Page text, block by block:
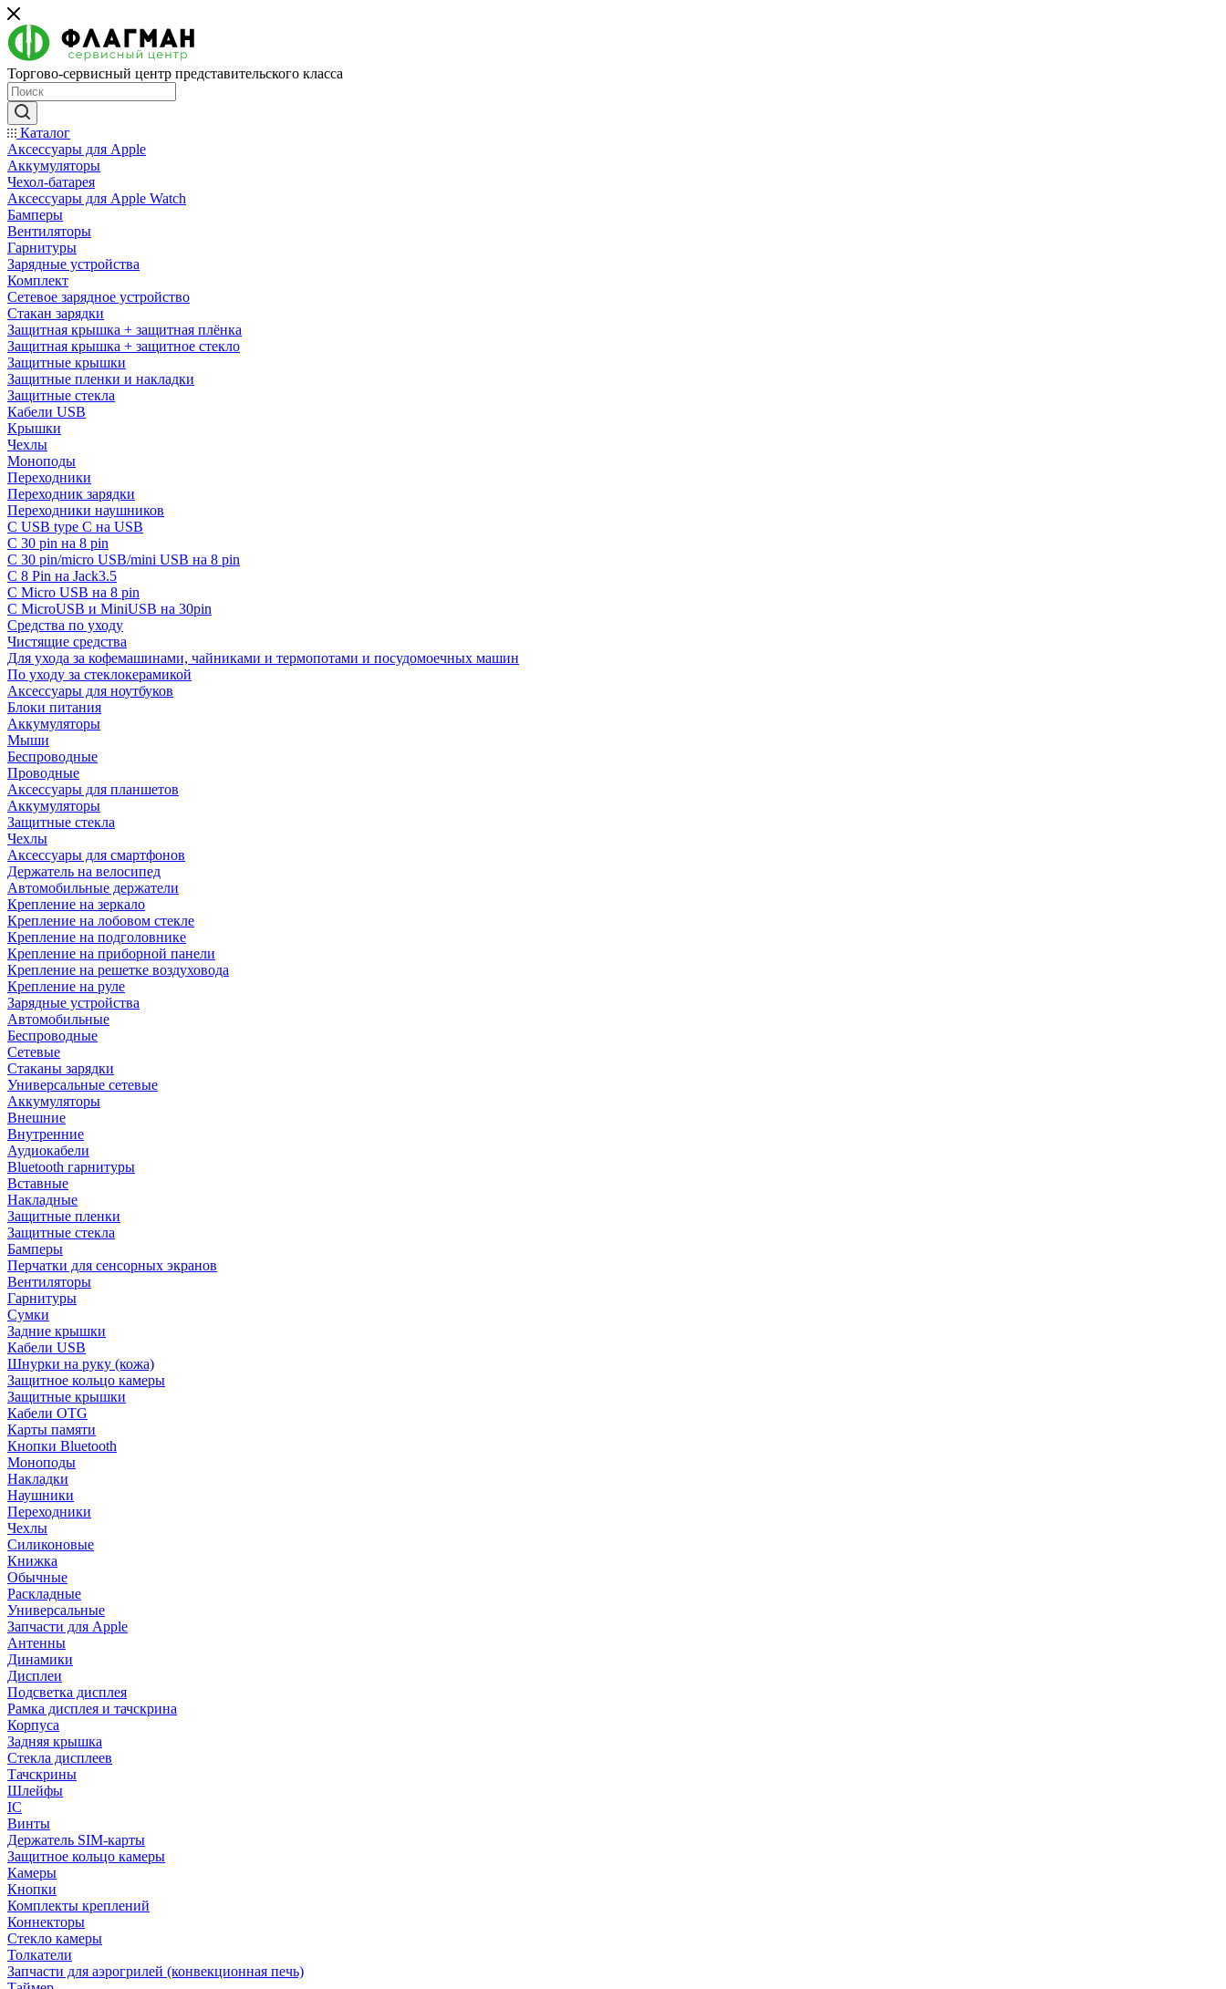
Торгово-сервисный центр представительского класса
Каталог
Аксессуары для Apple
Аккумуляторы
Чехол-батарея
Аксессуары для Apple Watch
Бамперы
Вентиляторы
Гарнитуры
Зарядные устройства
Комплект
Сетевое зарядное устройство
Стакан зарядки
Защитная крышка + защитная плёнка
Защитная крышка + защитное стекло
Защитные крышки
Защитные пленки и накладки
Защитные стекла
Кабели USB
Крышки
Чехлы
Моноподы
Переходники
Переходник зарядки
Переходники наушников
С USB type C на USB
С 30 pin на 8 pin
С 30 pin/micro USB/mini USB на 8 pin
С 8 Pin на Jack3.5
С Micro USB на 8 pin
С MicroUSB и MiniUSB на 30pin
Средства по уходу
Чистящие средства
Для ухода за кофемашинами, чайниками и термопотами и посудомоечных машин
По уходу за стеклокерамикой
Аксессуары для ноутбуков
Блоки питания
Аккумуляторы
Мыши
Беспроводные
Проводные
Аксессуары для планшетов
Аккумуляторы
Защитные стекла
Чехлы
Аксессуары для смартфонов
Держатель на велосипед
Автомобильные держатели
Крепление на зеркало
Крепление на лобовом стекле
Крепление на подголовнике
Крепление на приборной панели
Крепление на решетке воздуховода
Крепление на руле
Зарядные устройства
Автомобильные
Беспроводные
Сетевые
Стаканы зарядки
Универсальные сетевые
Аккумуляторы
Внешние
Внутренние
Аудиокабели
Bluetooth гарнитуры
Вставные
Накладные
Защитные пленки
Защитные стекла
Бамперы
Перчатки для сенсорных экранов
Вентиляторы
Гарнитуры
Сумки
Задние крышки
Кабели USB
Шнурки на руку (кожа)
Защитное кольцо камеры
Защитные крышки
Кабели OTG
Карты памяти
Кнопки Bluetooth
Моноподы
Накладки
Наушники
Переходники
Чехлы
Силиконовые
Книжка
Обычные
Раскладные
Универсальные
Запчасти для Apple
Антенны
Динамики
Дисплеи
Подсветка дисплея
Рамка дисплея и тачскрина
Корпуса
Задняя крышка
Стекла дисплеев
Тачскрины
Шлейфы
IC
Винты
Держатель SIM-карты
Защитное кольцо камеры
Камеры
Кнопки
Комплекты креплений
Коннекторы
Стекло камеры
Толкатели
Запчасти для аэрогрилей (конвекционная печь)